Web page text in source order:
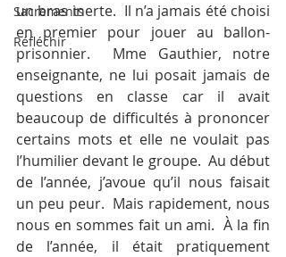
Sacrements
Réfléchir
un bras inerte.  Il n’a jamais été choisi
en premier pour jouer au ballon-
prisonnier.  Mme Gauthier, notre
enseignante, ne lui posait jamais de
questions en classe car il avait
beaucoup de difficultés à prononcer
certains mots et elle ne voulait pas
l’humilier devant le groupe.  Au début
de l’année, j’avoue qu’il nous faisait
un peu peur.  Mais rapidement, nous
nous en sommes fait un ami.  À la fin
de l’année, il était pratiquement